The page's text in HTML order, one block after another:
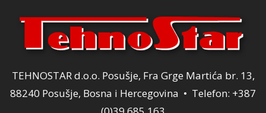
TEHNOSTAR d.o.o. Posušje, Fra Grge Martića br. 13,
88240 Posušje, Bosna i Hercegovina • Telefon: +387